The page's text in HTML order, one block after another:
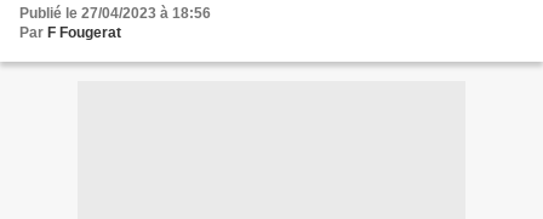
Publié le 27/04/2023 à 18:56
Par F Fougerat